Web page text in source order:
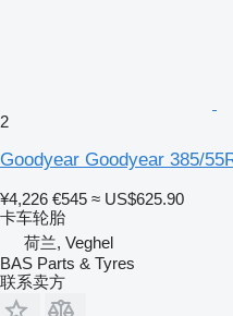
2
Goodyear Goodyear 385/
¥4,226 €545 ≈ US$625.90
卡车轮胎
荷兰, Veghel
BAS Parts & Tyres
联系卖方